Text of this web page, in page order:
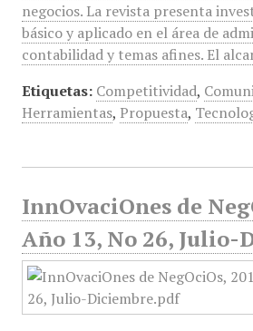
negocios. La revista presenta
básico y aplicado en el área de
contabilidad y temas afines. El
Etiquetas: Competitividad,
Herramientas, Propuesta,
InnOvaciOnes de
Año 13, No 26, Julio-